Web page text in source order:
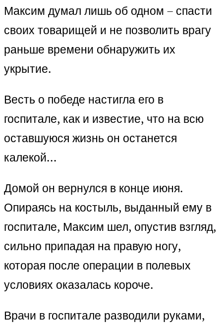
Максим думал лишь об одном – спасти
своих товарищей и не позволить врагу
раньше времени обнаружить их
укрытие.
Весть о победе настигла его в
госпитале, как и известие, что на всю
оставшуюся жизнь он останется
калекой…
Домой он вернулся в конце июня.
Опираясь на костыль, выданный ему в
госпитале, Максим шел, опустив взгляд,
сильно припадая на правую ногу,
которая после операции в полевых
условиях оказалась короче.
Врачи в госпитале разводили руками,